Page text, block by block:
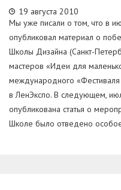
19 августа 2010
Мы уже писали о том, что в
опубликовал материал о
Школы Дизайна (Санкт-
мастеров «Идеи для
международного
в ЛенЭкспо. В следующем,
опубликована статья о
Школе было отведено